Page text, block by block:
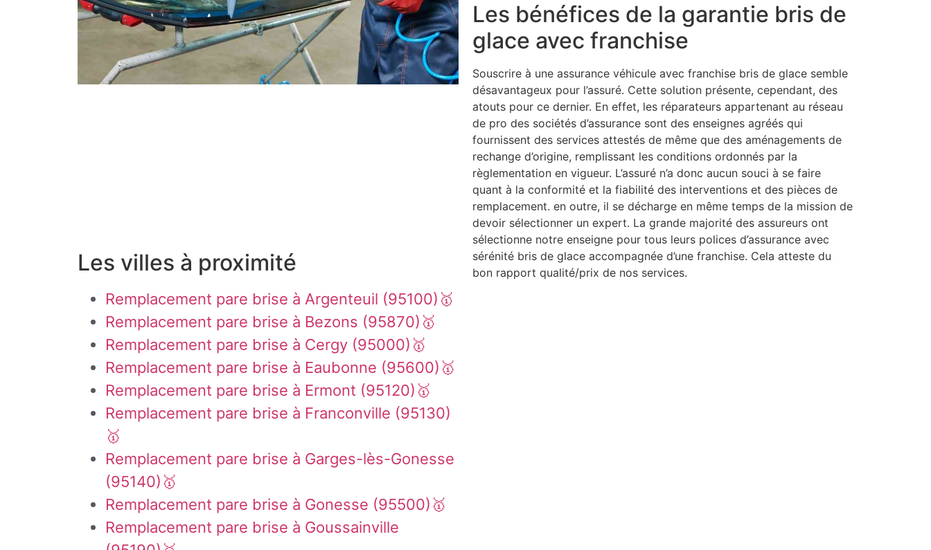
Les villes à proximité
Remplacement pare brise à Argenteuil (95100)🥇
Remplacement pare brise à Bezons (95870)🥇
Remplacement pare brise à Cergy (95000)🥇
Remplacement pare brise à Eaubonne (95600)🥇
Remplacement pare brise à Ermont (95120)🥇
Remplacement pare brise à Franconville (95130)
🥇
Remplacement pare brise à Garges-lès-Gonesse
(95140)🥇
Remplacement pare brise à Gonesse (95500)🥇
Remplacement pare brise à Goussainville
Les bénéfices de la garantie bris de
glace avec franchise
Souscrire à une assurance véhicule avec franchise bris de glace semble
désavantageux pour l’assuré. Cette solution présente, cependant, des
atouts pour ce dernier. En effet, les réparateurs appartenant au réseau
de pro des sociétés d’assurance sont des enseignes agréés qui
fournissent des services attestés de même que des aménagements de
rechange d’origine, remplissant les conditions ordonnés par la
règlementation en vigueur. L’assuré n’a donc aucun souci à se faire
quant à la conformité et la fiabilité des interventions et des pièces de
remplacement. en outre, il se décharge en même temps de la mission de
devoir sélectionner un expert. La grande majorité des assureurs ont
sélectionne notre enseigne pour tous leurs polices d’assurance avec
sérénité bris de glace accompagnée d’une franchise. Cela atteste du
bon rapport qualité/prix de nos services.